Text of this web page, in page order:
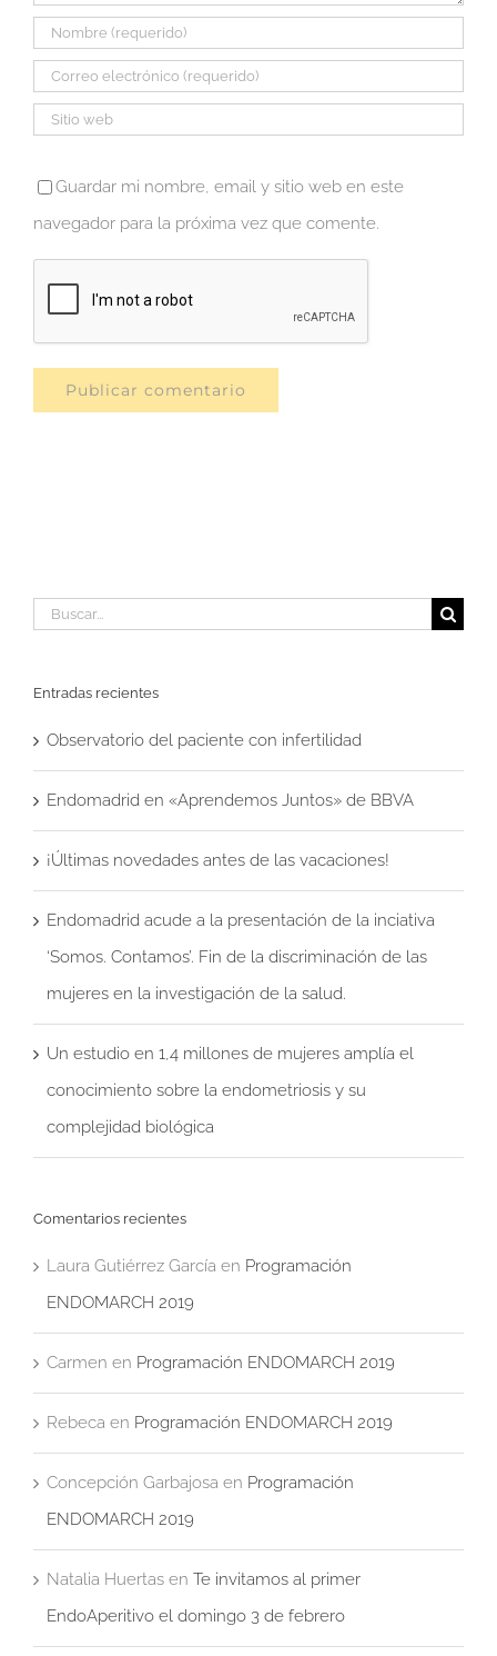
Guardar mi nombre, email y sitio web en este
navegador para la próxima vez que comente.
Buscar:
Entradas recientes
Observatorio del paciente con infertilidad
Endomadrid en «Aprendemos Juntos» de BBVA
¡Últimas novedades antes de las vacaciones!
Endomadrid acude a la presentación de la inciativa
‘Somos. Contamos’. Fin de la discriminación de las
mujeres en la investigación de la salud.
Un estudio en 1,4 millones de mujeres amplía el
conocimiento sobre la endometriosis y su
complejidad biológica
Comentarios recientes
Laura Gutiérrez García en Programación
ENDOMARCH 2019
Carmen en Programación ENDOMARCH 2019
Rebeca en Programación ENDOMARCH 2019
Concepción Garbajosa en Programación
ENDOMARCH 2019
Natalia Huertas en Te invitamos al primer
EndoAperitivo el domingo 3 de febrero